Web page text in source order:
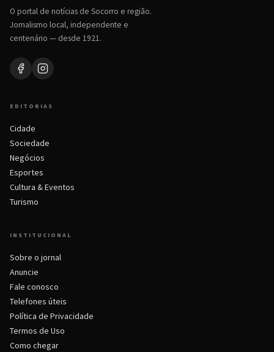
O portal de notícias de Socorro e região.
Jornalismo local, independente e
centenário — desde 1921.
EDITORIAS
Cidade
Sociedade
Negócios
Esportes
Cultura & Eventos
Turismo
INSTITUCIONAL
Sobre o jornal
Anuncie
Fale conosco
Telefones úteis
Política de Privacidade
Termos de Uso
Como chegar